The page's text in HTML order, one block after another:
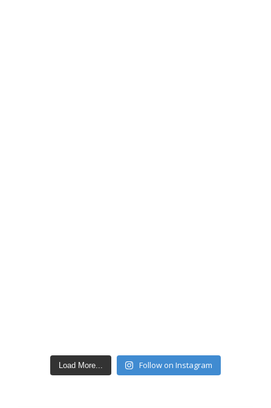
Load More... Follow on Instagram